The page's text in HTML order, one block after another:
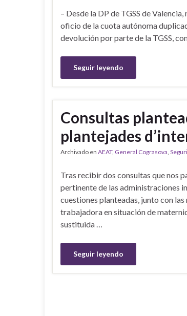
– Desde la DP de TGSS de
oficio de la cuota autónoma
devolución por parte de la TGSS,
Seguir leyendo
Consultas
plantejades
Archivado en AEAT, General Cograsova,
Tras recibir dos consultas que nos
pertinente de las administraciones
cuestiones planteadas, junto con
trabajadora en situación de
sustituida …
Seguir leyendo